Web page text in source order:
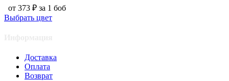
от 373 ₽ за 1 боб
Выбрать цвет
Доставка
Оплата
Возврат